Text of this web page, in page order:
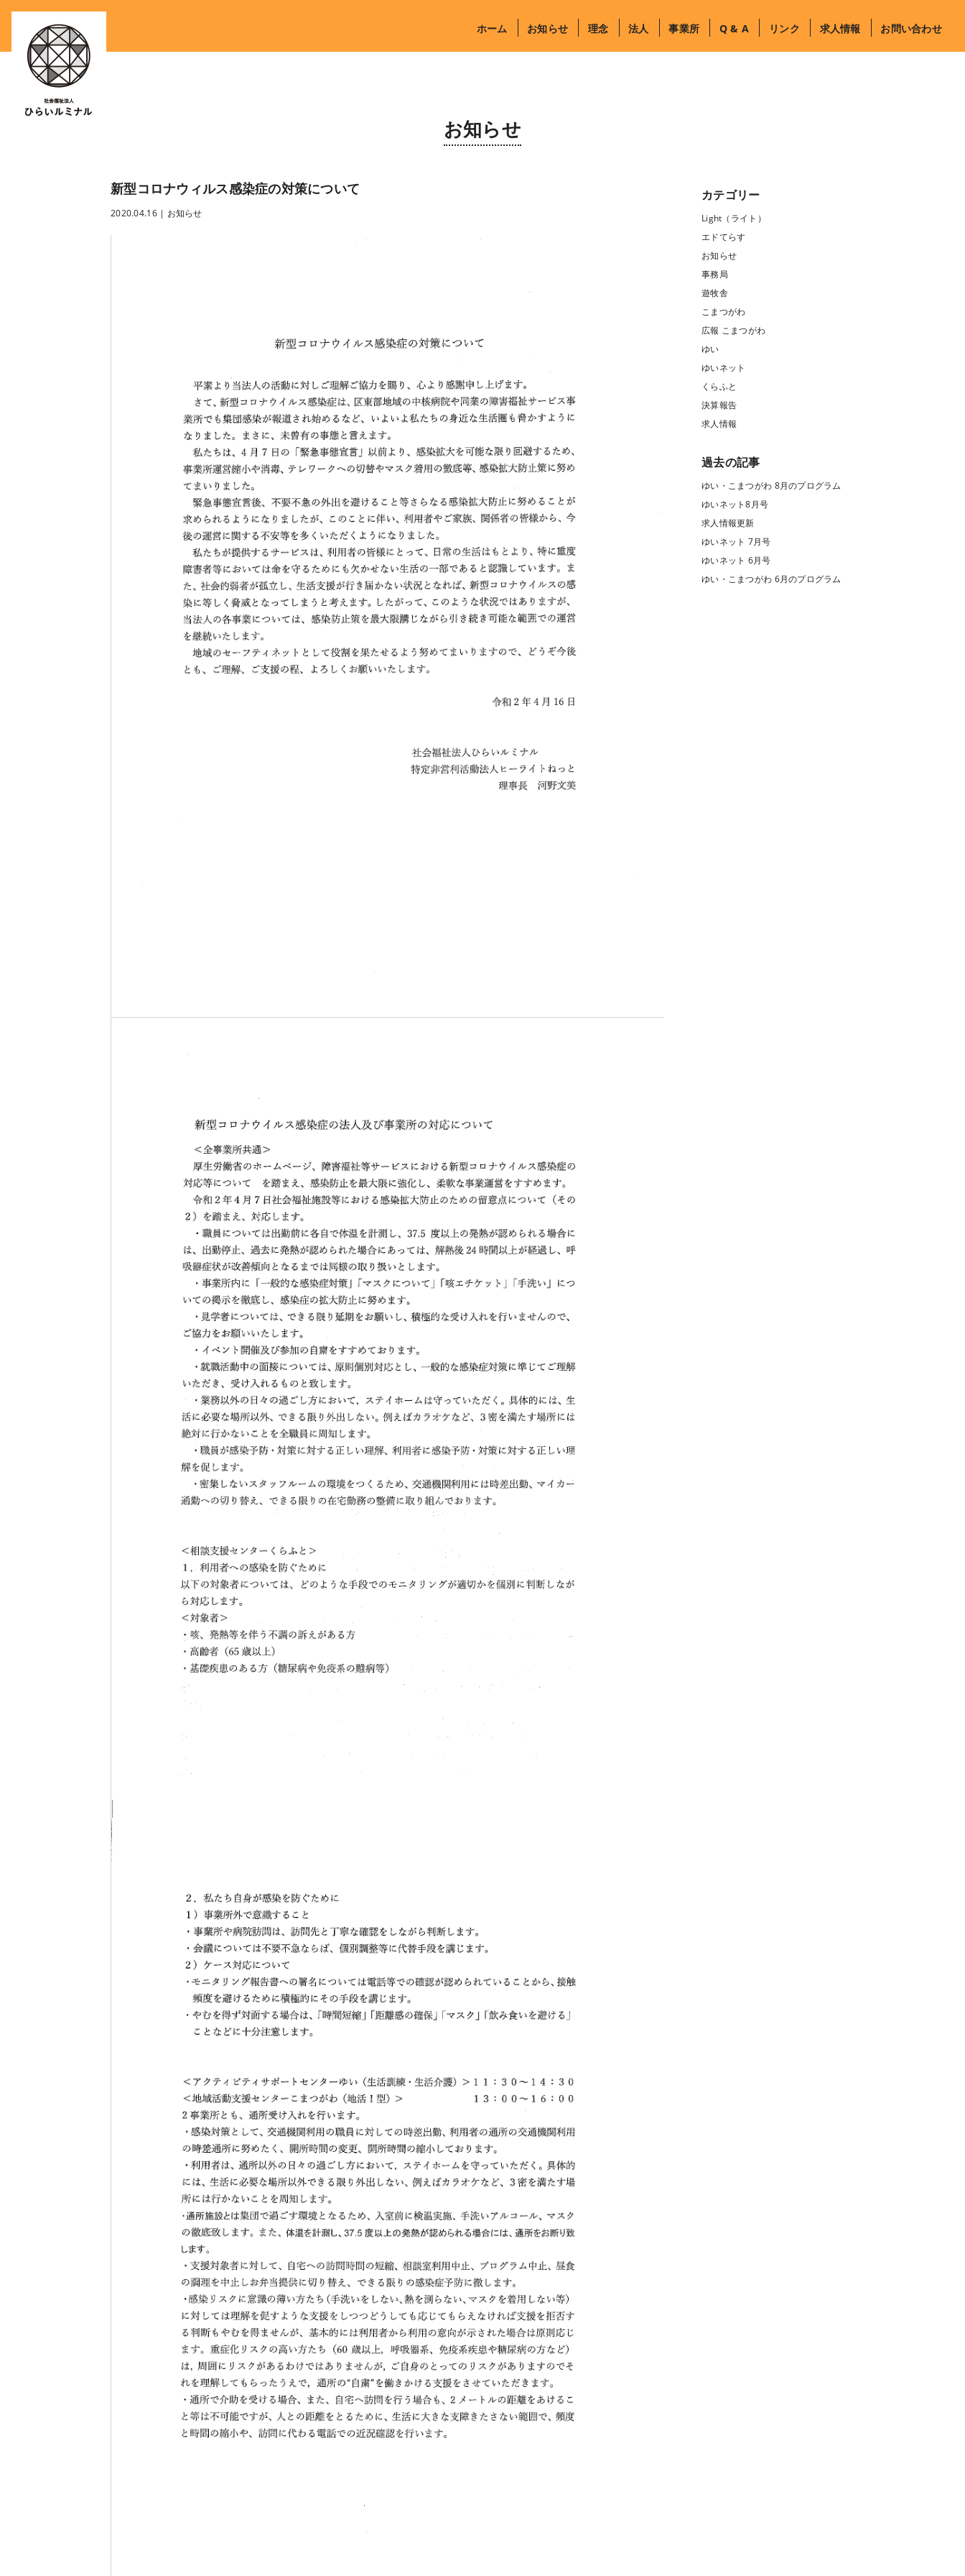
ホーム お知らせ 理念 法人 事業所 Q & A リンク 求人情報 お問い合わせ
お知らせ
新型コロナウィルス感染症の対策について
2020.04.16| お知らせ
カテゴリー
Light（ライト）
エドてらす
お知らせ
事務局
遊牧舎
こまつがわ
広報 こまつがわ
ゆい
ゆいネット
くらふと
決算報告
求人情報
過去の記事
ゆい・こまつがわ 8月のプログラム
ゆいネット8月号
求人情報更新
ゆいネット 7月号
ゆいネット 6月号
ゆい・こまつがわ 6月のプログラム